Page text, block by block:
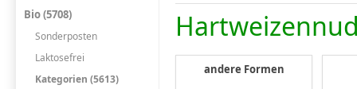
Bio (5708)
Sonderposten
Laktosefrei
Kategorien (5613)
andere Formen